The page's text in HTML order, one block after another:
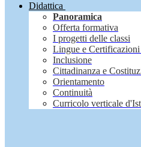
Didattica
Panoramica
Offerta formativa
I progetti delle classi
Lingue e
Inclusione
Cittadinanza e
Orientamento
Continuità
Curricolo verticale